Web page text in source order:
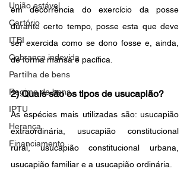
União estável
Cartório
ITBI
Cobrança indevida
Partilha de bens
Regime de bens
IPTU
Herança
Financiamento
em decorrência do exercício da posse
durante certo tempo, posse esta que deve
ser exercida como se dono fosse e, ainda,
de forma mansa e pacífica.
2) Quais são os tipos de usucapião?
As espécies mais utilizadas são: usucapião
extraordinária, usucapião constitucional
rural, usucapião constitucional urbana,
usucapião familiar e a usucapião ordinária.